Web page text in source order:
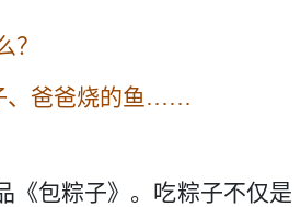
？
、爸爸烧的鱼……
包粽子》。吃粽子不仅是